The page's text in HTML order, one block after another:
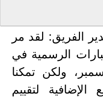
الفريق: لقد مر
الرسمية في
ولكن تمكنا
الإضافية لتقييم